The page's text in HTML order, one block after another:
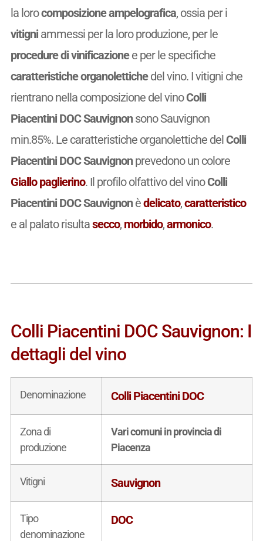
la lorocomposizione ampelografica, ossia per i
vitigniammessi per la loro produzione, per le
procedure di vinificazionee per le specifiche
caratteristiche organolettichedel vino. I vitigni che
rientrano nella composizione del vinoColli
Piacentini DOC Sauvignonsono Sauvignon
min.85%. Le caratteristiche organolettiche delColli
Piacentini DOC Sauvignonprevedono un colore
Giallo paglierino. Il profilo olfattivo del vinoColli
Piacentini DOC Sauvignonèdelicato,caratteristico
e al palato risultasecco, morbido,armonico.
Colli Piacentini DOC Sauvignon: I
dettagli del vino
Denominazione Colli Piacentini DOC
Zona di
produzione
Vari comuni in provincia di
Piacenza
Vitigni Sauvignon
Tipo
denominazione
DOC